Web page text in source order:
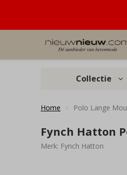
Collectie
Home Polo Lange
Fynch Hatton
Merk: Fynch Hatton